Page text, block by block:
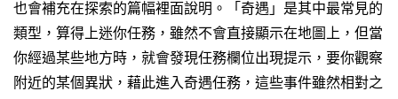
也會補充在探索的篇幅裡面說明。
「奇遇」是其中最常見的
類型，算得上迷你任務，雖然不會直接顯示在地圖上，但當
你經過某些地方時，就會發現任務欄位出現提示，要你觀察
附近的某個異狀，藉此進入奇遇任務，這些事件雖然相對之